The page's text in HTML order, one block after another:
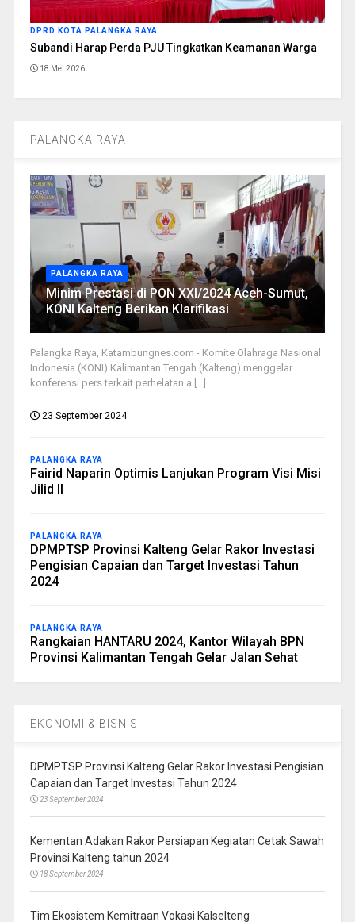
DPRD KOTA PALANGKA RAYA
Subandi Harap Perda PJU Tingkatkan Keamanan Warga
18 Mei 2026
PALANGKA RAYA
PALANGKA RAYA
Minim Prestasi di PON XXI/2024 Aceh-Sumut,
KONI Kalteng Berikan Klarifikasi
Palangka Raya, Katambungnes.com - Komite Olahraga Nasional
Indonesia (KONI) Kalimantan Tengah (Kalteng) menggelar
konferensi pers terkait perhelatan a [...]
23 September 2024
PALANGKA RAYA
Fairid Naparin Optimis Lanjukan Program Visi Misi
Jilid II
PALANGKA RAYA
DPMPTSP Provinsi Kalteng Gelar Rakor Investasi
Pengisian Capaian dan Target Investasi Tahun
2024
PALANGKA RAYA
Rangkaian HANTARU 2024, Kantor Wilayah BPN
Provinsi Kalimantan Tengah Gelar Jalan Sehat
EKONOMI & BISNIS
DPMPTSP Provinsi Kalteng Gelar Rakor Investasi Pengisian
Capaian dan Target Investasi Tahun 2024
23 September 2024
Kementan Adakan Rakor Persiapan Kegiatan Cetak Sawah
Provinsi Kalteng tahun 2024
18 September 2024
Tim Ekosistem Kemitraan Vokasi Kalselteng